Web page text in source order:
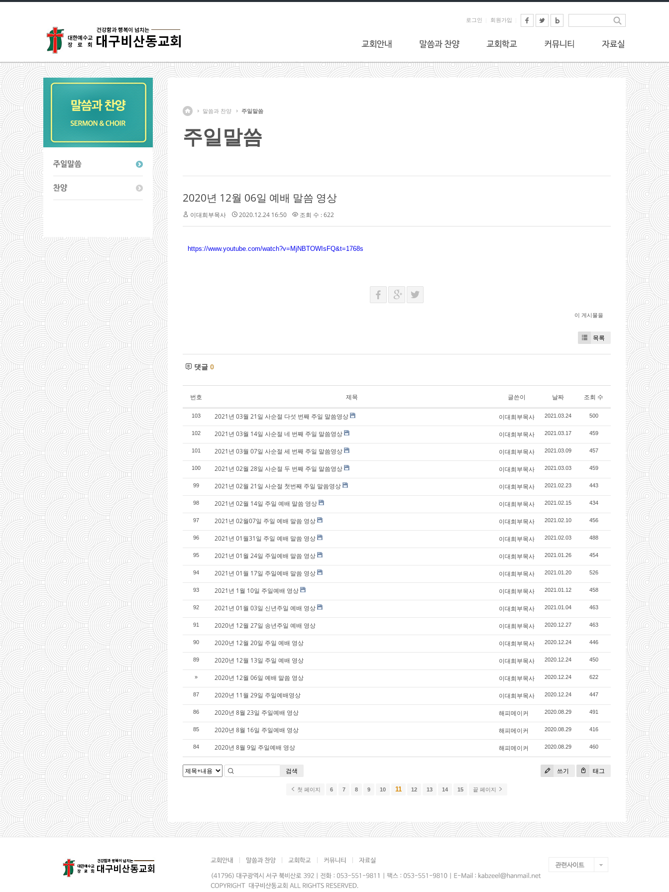
로그인 회원가입
말씀과 찬양 주일말씀
주일말씀
2020년 12월 06일 예배 말씀 영상
이대희부목사 2020.12.24 16:50 조회 수 : 622
https://www.youtube.com/watch?v=MjNBTOWIsFQ&t=1768s
이 게시물을
목록
댓글 0
번호 제목 글쓴이 날짜 조회 수
103 2021년 03월 21일 사순절 다섯 번째 주일 말씀영상 이대희부목사 2021.03.24 500
102 2021년 03월 14일 사순절 네 번째 주일 말씀영상 이대희부목사 2021.03.17 459
101 2021년 03월 07일 사순절 세 번째 주일 말씀영상 이대희부목사 2021.03.09 457
100 2021년 02월 28일 사순절 두 번째 주일 말씀영상 이대희부목사 2021.03.03 459
99 2021년 02월 21일 사순절 첫번째 주일 말씀영상 이대희부목사 2021.02.23 443
98 2021년 02월 14일 주일 예배 말씀 영상 이대희부목사 2021.02.15 434
97 2021년 02월07일 주일 예배 말씀 영상 이대희부목사 2021.02.10 456
96 2021년 01월31일 주일 예배 말씀 영상 이대희부목사 2021.02.03 488
95 2021년 01월 24일 주일예배 말씀 영상 이대희부목사 2021.01.26 454
94 2021년 01월 17일 주일예배 말씀 영상 이대희부목사 2021.01.20 526
93 2021년 1월 10일 주일예배 영상 이대희부목사 2021.01.12 458
92 2021년 01월 03일 신년주일 예배 영상 이대희부목사 2021.01.04 463
91 2020년 12월 27일 송년주일 예배 영상 이대희부목사 2020.12.27 463
90 2020년 12월 20일 주일 예배 영상 이대희부목사 2020.12.24 446
89 2020년 12월 13일 주일 예배 영상 이대희부목사 2020.12.24 450
» 2020년 12월 06일 예배 말씀 영상 이대희부목사 2020.12.24 622
87 2020년 11월 29일 주일예배영상 이대희부목사 2020.12.24 447
86 2020년 8월 23일 주일예배 영상 해피메이커 2020.08.29 491
85 2020년 8월 16일 주일예배 영상 해피메이커 2020.08.29 416
84 2020년 8월 9일 주일예배 영상 해피메이커 2020.08.29 460
쓰기 태그
검색
첫 페이지 6 7 8 9 10 11 12 13 14 15 끝 페이지